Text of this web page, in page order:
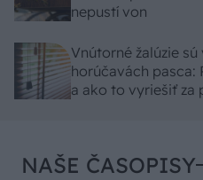
nepustí von
Vnútorné žalúzie
horúčavách pasca:
a ako to vyriešiť za
NAŠE ČASOPISY